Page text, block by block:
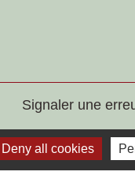
Signaler une
all cookies